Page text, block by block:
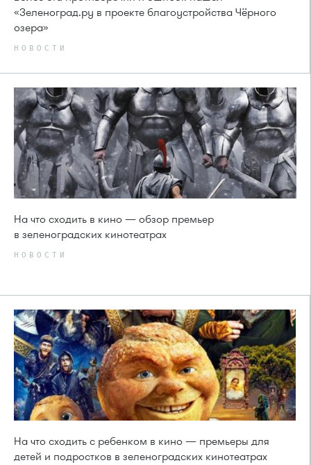
«Зеленоград.ру в проекте благоустройства Чёрного
озера»
НОВОСТИ
На что сходить в кино — обзор премьер
в зеленоградских кинотеатрах
НОВОСТИ
На что сходить с ребенком в кино — премьеры для
детей и подростков в зеленоградских кинотеатрах